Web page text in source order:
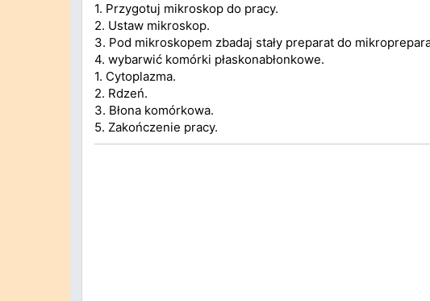
1. Przygotuj mikroskop do pracy.
2. Ustaw mikroskop.
3. Pod mikroskopem zbadaj stały preparat do
4. wybarwić komórki płaskonabłonkowe.
1. Cytoplazma.
2. Rdzeń.
3. Błona komórkowa.
5. Zakończenie pracy.